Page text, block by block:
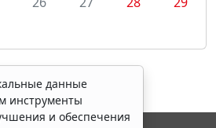
данные
инструменты
и обеспечения